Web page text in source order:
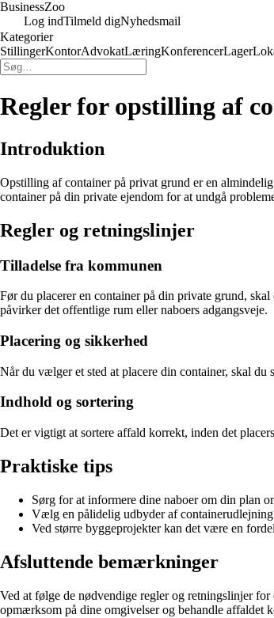
BusinessZoo
Log indTilmeld digNyhedsmail
Kategorier
StillingerKontorAdvokatLæringKonferencerLager
Regler for opstilling af
Introduktion
Opstilling af container på privat grund er en
container på din private ejendom for at undgå
Regler og retningslinjer
Tilladelse fra kommunen
Før du placerer en container på din private grund,
påvirker det offentlige rum eller naboers adgangsveje.
Placering og sikkerhed
Når du vælger et sted at placere din container, skal
Indhold og sortering
Det er vigtigt at sortere affald korrekt, inden det
Praktiske tips
Sørg for at informere dine naboer om din plan
Vælg en pålidelig udbyder af
Ved større byggeprojekter kan det være en
Afsluttende bemærkninger
Ved at følge de nødvendige regler og retningslinjer
opmærksom på dine omgivelser og behandle affaldet